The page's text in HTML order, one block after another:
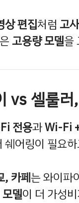
상 편집처럼 고
고용량 모델을
vs 셀룰
전용과Wi-Fi
쉐어링이 필요
, 카페는 와이파
델이 더 가성